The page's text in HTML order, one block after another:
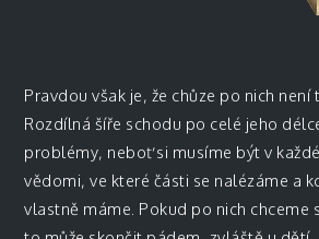
Pravdou však je, že chůze po nich není
Rozdílná šíře schodu po celé jeho
problémy, neboť si musíme být v
vědomi, ve které části se nalézáme a
vlastně máme. Pokud po nich chceme